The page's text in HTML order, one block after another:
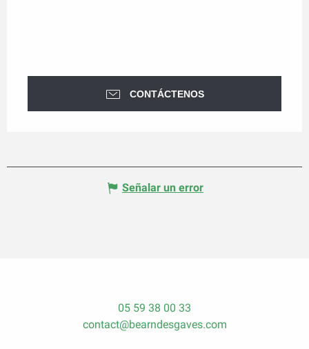
CONTÁCTENOS
Señalar un error
05 59 38 00 33
contact@bearndesgaves.com